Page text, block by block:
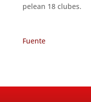
pelean 18 clubes.
Fuente